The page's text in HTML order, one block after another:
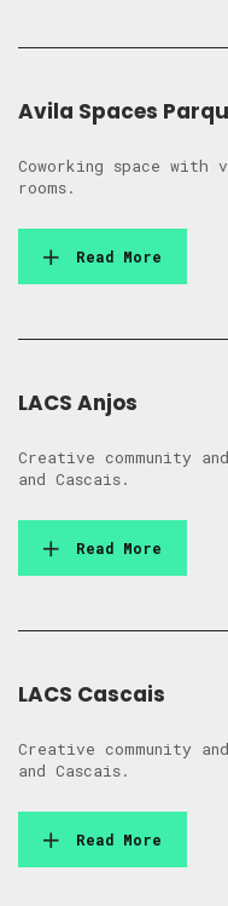
Avila Spaces
Coworking space
rooms.
Read More
LACS Anjos
Creative community
and Cascais.
Read More
LACS Cascais
Creative community
and Cascais.
Read More